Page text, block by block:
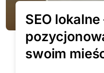
SEO lokalne
swoim